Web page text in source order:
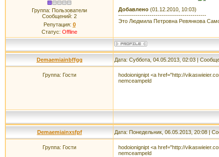
Группа: Пользователи
Сообщений: 2
Репутация: 0
Статус: Offline
Добавлено (01.12.2010, 10:03)
---------------------------------------------
Это Людмила Петровна Ревянкова
Demaemiainbffgg Дата: Суббота, 04.05.2013, 02:03 |
Группа: Гости
hodoionignipt <a href="http://
nemceampeld
Demaemiainxsfpf Дата: Понедельник, 06.05.2013, 20:08 |
Группа: Гости
hodoionignipt <a href="http://
nemceampeld